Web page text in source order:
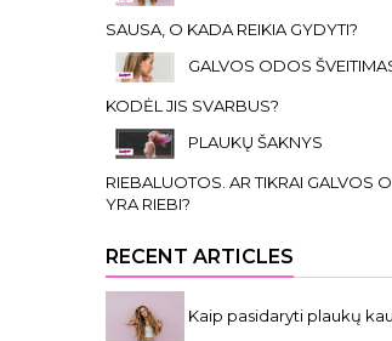
SAUSA, O KADA REIKIA GYDYTI?
GALVOS ODOS
KODĖL JIS SVARBUS?
PLAUKŲ ŠAKNYS
RIEBALUOTOS. AR TIKRAI GALVOS
YRA RIEBI?
RECENT ARTICLES
Kaip pasidaryti plaukų